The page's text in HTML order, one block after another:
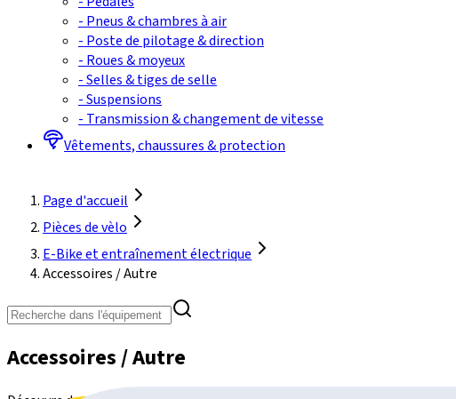
- Pneus & chambres à air
- Poste de pilotage & direction
- Roues & moyeux
-Selles & tiges de selle
-Suspensions
- Transmission & changement de vitesse
Vêtements, chaussures & protection
Page d'accueil
Pièces de vèlo
E-Bike et entraînement électrique
Accessoires / Autre
Accessoires / Autre